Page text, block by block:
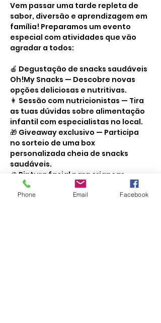
Vem passar uma tarde repleta de
sabor, diversão e aprendizagem em
família! Preparamos um evento
especial com atividades que vão
agradar a todos:
🍎 Degustação de snacks saudáveis
Oh!My Snacks — Descobre novas
opções deliciosas e nutritivas.
👩 ‍Sessão com nutricionistas — Tira
as tuas dúvidas sobre alimentação
infantil com especialistas no local.
🎁 Giveaway exclusivo — Participa
no sorteio de uma box
personalizada cheia de snacks
saudáveis.
🎨 Pintura facial para crianças —
Torna a tarde ainda mais mágica
com rostos pintados.
Phone Email Facebook